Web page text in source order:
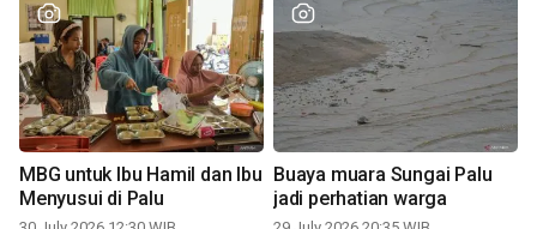
MBG untuk Ibu Hamil dan Ibu
Menyusui di Palu
Buaya muara Sungai Palu
jadi perhatian warga